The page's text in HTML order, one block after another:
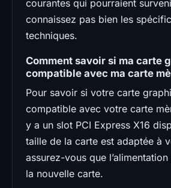
courantes qui pourraient
connaissez pas bien les
techniques.
Comment savoir si ma carte
compatible avec ma carte
Pour savoir si votre carte
compatible avec votre carte
y a un slot PCI Express X16
taille de la carte est adaptée à
assurez-vous que
la nouvelle carte.